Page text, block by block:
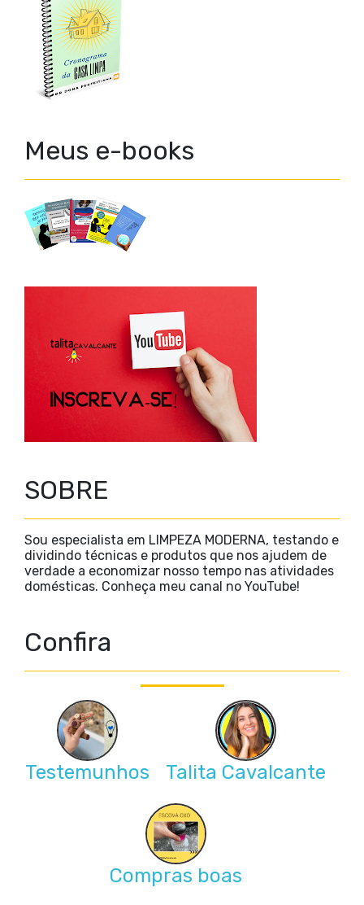
Meus e-books
SOBRE
Sou especialista em LIMPEZA MODERNA, testando e
dividindo técnicas e produtos que nos ajudem de
verdade a economizar nosso tempo nas atividades
domésticas. Conheça meu canal no YouTube!
Confira
Testemunhos Talita Cavalcante
Compras boas